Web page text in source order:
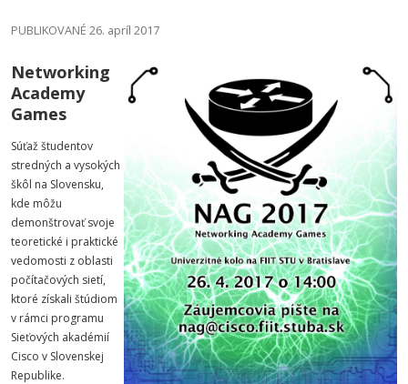
PUBLIKOVANÉ 26. apríl 2017
Networking
Academy
Games
Súťaž študentov
stredných a vysokých
škôl na Slovensku,
kde môžu
demonštrovať svoje
teoretické i praktické
vedomosti z oblasti
počítačových sietí,
ktoré získali štúdiom
v rámci programu
Sieťových akadémií
Cisco v Slovenskej
Republike.